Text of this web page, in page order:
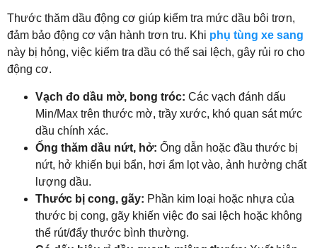
Thước thăm dầu động cơ giúp kiểm tra mức dầu bôi trơn,
đảm bảo động cơ vận hành trơn tru. Khi phụ tùng xe sang
này bị hỏng, việc kiểm tra dầu có thể sai lệch, gây rủi ro cho
động cơ.
Vạch đo dầu mờ, bong tróc: Các vạch đánh dấu
Min/Max trên thước mờ, trầy xước, khó quan sát mức
dầu chính xác.
Ống thăm dầu nứt, hở: Ống dẫn hoặc đầu thước bị
nứt, hở khiến bụi bẩn, hơi ẩm lọt vào, ảnh hưởng chất
lượng dầu.
Thước bị cong, gãy: Phần kim loại hoặc nhựa của
thước bị cong, gãy khiến việc đo sai lệch hoặc không
thể rút/đẩy thước bình thường.